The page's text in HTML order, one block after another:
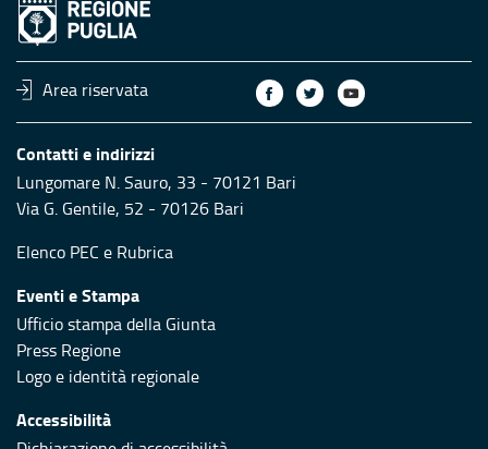
Area riservata
Contatti e indirizzi
Lungomare N. Sauro, 33 - 70121 Bari
Via G. Gentile, 52 - 70126 Bari
Elenco PEC e Rubrica
Eventi e Stampa
Ufficio stampa della Giunta
Press Regione
Logo e identità regionale
Accessibilità